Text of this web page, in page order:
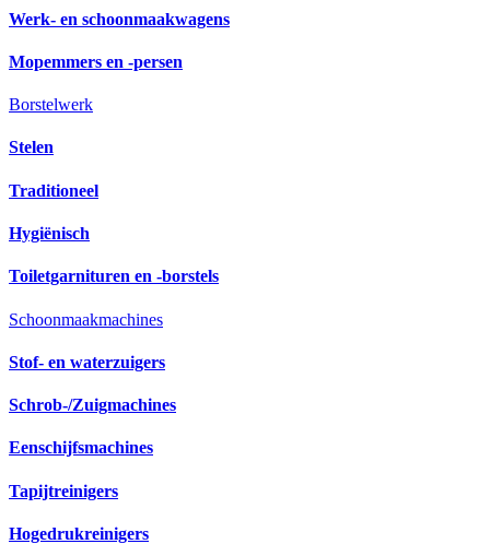
Werk- en schoonmaakwagens
Mopemmers en -persen
Borstelwerk
Stelen
Traditioneel
Hygiënisch
Toiletgarnituren en -borstels
Schoonmaakmachines
Stof- en waterzuigers
Schrob-/Zuigmachines
Eenschijfsmachines
Tapijtreinigers
Hogedrukreinigers